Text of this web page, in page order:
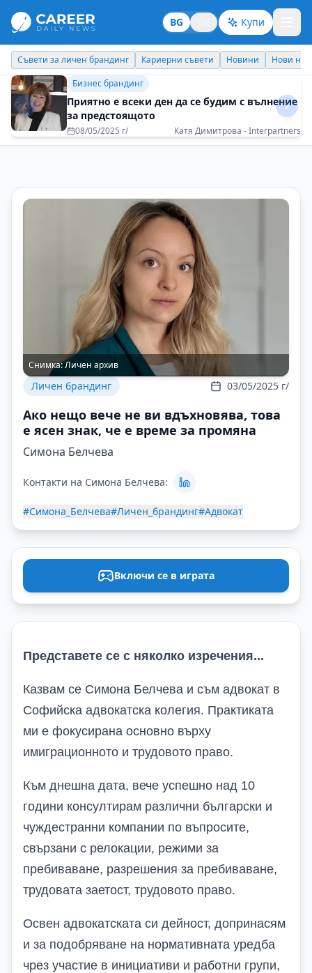
BG Купи
Кариерни съвети Новини Нови назначения Днес празнува
Бизнес брандинг
Изграждайте умения, а не просто
автобиография
20/05/2025 г/ Георги Димитров - Evrotrust
Снимка:Личен архив
Личен брандинг 03/05/2025 г/
Ако нещо вече не ви вдъхновява, това
е ясен знак, че е време за промяна
Симона Белчева
Контакти на Симона Белчева:
#Симона_Белчева#Личен_брандинг#Адвокат
Включи се в играта
Представете се с няколко изречения...
Казвам се Симона Белчева и съм адвокат в
Софийска адвокатска колегия. Практиката
ми е фокусирана основно върху
имиграционното и трудовото право.
Към днешна дата, вече успешно над 10
години консултирам различни български и
чуждестранни компании по въпросите,
свързани с релокации, режими за
пребиваване, разрешения за пребиваване,
трудовата заетост, трудовото право.
Освен адвокатската си дейност, допринасям
и за подобряване на нормативната уредба
чрез участие в инициативи и работни групи,